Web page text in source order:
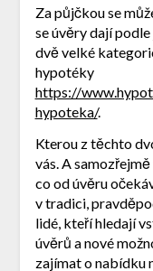
Za půjčkou se
se úvěry dají
dvě velké
hypotéky
https://
hypoteka/.
Kterou z těchto
vás. A
co od úvěru
v tradici,
lidé, kteří hledají
úvěrů a nové
zajímat o nabídku